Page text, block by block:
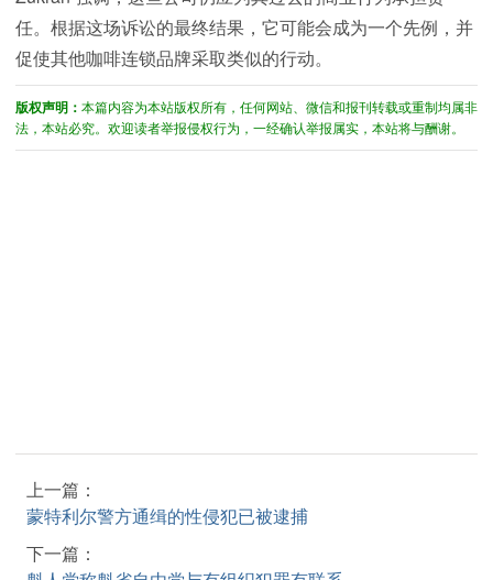
任。根据这场诉讼的最终结果，它可能会成为一个先例，并
促使其他咖啡连锁品牌采取类似的行动。
版权声明： 本篇内容为本站版权所有，任何网站、微信和报刊转载或重制均属非
法，本站必究。欢迎读者举报侵权行为，一经确认举报属实，本站将与酬谢。
上一篇：
蒙特利尔警方通缉的性侵犯已被逮捕
下一篇：